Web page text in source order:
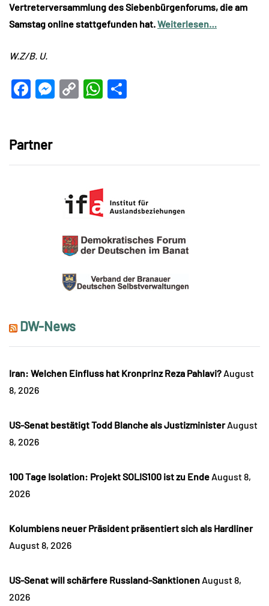
Vertreterversammlung des Siebenbürgenforums, die am
Samstag online stattgefunden hat.Weiterlesen…
W.Z/B. U.
Facebook
Messenger
CopyWhatsApp
Partner
DW-News
Iran: Welchen Einfluss hat Kronprinz Reza Pahlavi? August
8, 2026
US-Senat bestätigt Todd Blanche als Justizminister August
8, 2026
100 Tage Isolation: Projekt SOLIS100 ist zu Ende August 8,
2026
Kolumbiens neuer Präsident präsentiert sich als Hardliner
August 8, 2026
US-Senat will schärfere Russland-Sanktionen August 8,
2026